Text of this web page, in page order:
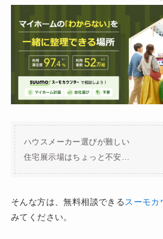
ハウスメーカー選びが難しい
住宅展示場はちょっと不安…
そんな方は、無料相談できる スーモカ
みてください。